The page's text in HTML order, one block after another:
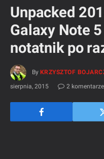
Unpacked
Galaxy Note
notatnik po
By KRZYSZTOF
sierpnia, 2015
2 komentarze